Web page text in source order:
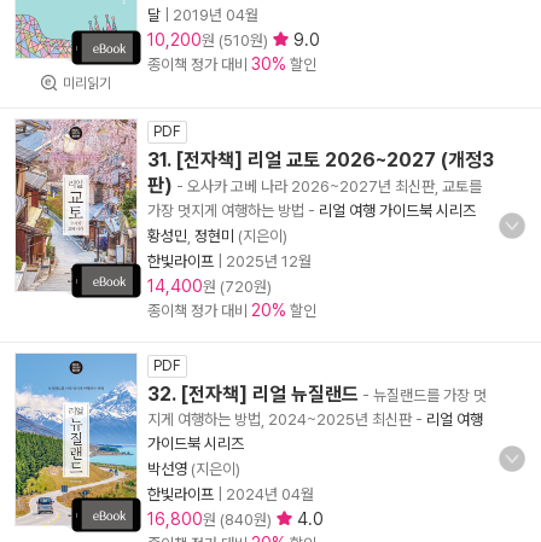
미리읽기
달
2019년 04월
10,200원 (510원) 9.0
종이책 정가 대비 30% 할인
PDF
31. [전자책] 리얼 교토 2026~2027 (개정3
판) - 오사카 고베 나라 2026~2027년 최신판, 교토를
가장 멋지게 여행하는 방법 - 리얼 여행 가이드북 시리즈
황성민 정현미 (지은이)
한빛라이프
2025년 12월
14,400원 (720원)
종이책 정가 대비 20% 할인
PDF
32. [전자책] 리얼 뉴질랜드 - 뉴질랜드를 가장 멋
지게 여행하는 방법, 2024~2025년 최신판- 리얼 여행
가이드북 시리즈
박선영 (지은이)
한빛라이프
2024년 04월
16,800원 (840원) 4.0